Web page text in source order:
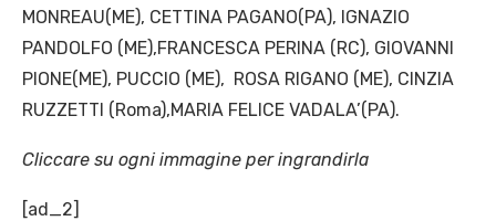
MONREAU(ME), CETTINA PAGANO(PA), IGNAZIO
PANDOLFO (ME),FRANCESCA PERINA (RC), GIOVANNI
PIONE(ME), PUCCIO (ME), ROSA RIGANO (ME), CINZIA
RUZZETTI (Roma),MARIA FELICE VADALA’(PA).
Cliccare su ogni immagine per ingrandirla
[ad_2]